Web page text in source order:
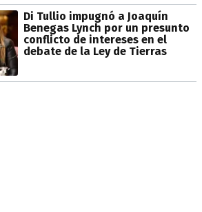
Di Tullio impugnó a Joaquín
Benegas Lynch por un presunto
conflicto de intereses en el
debate de la Ley de Tierras